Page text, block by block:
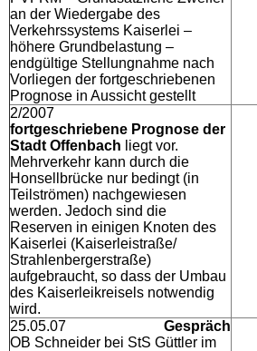
an der Wiedergabe des
Verkehrssystems Kaiserlei –
höhere Grundbelastung –
endgültige Stellungnahme nach
Vorliegen der fortgeschriebenen
Prognose in Aussicht gestellt
2/2007
fortgeschriebene Prognose der
Stadt Offenbach liegt vor.
Mehrverkehr kann durch die
Honsellbrücke nur bedingt (in
Teilströmen) nachgewiesen
werden. Jedoch sind die
Reserven in einigen Knoten des
Kaiserlei (Kaiserleistraße/
Strahlenbergerstraße)
aufgebraucht, so dass der Umbau
des Kaiserleikreisels notwendig
wird.
25.05.07 Gespräch
OB Schneider bei StS Güttler im